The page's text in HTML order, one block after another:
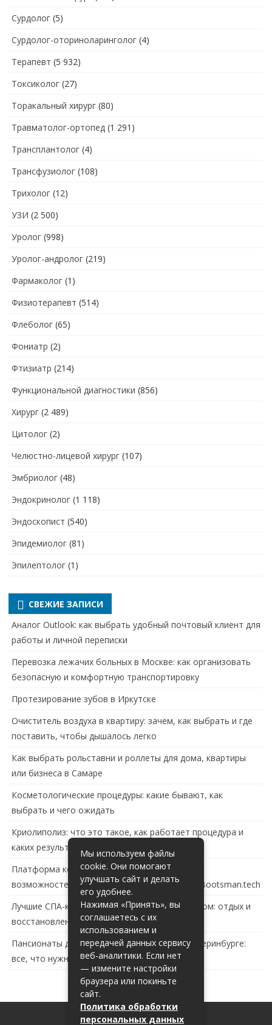
Сурдолог (5)
Сурдолог-оториноларинголог (4)
Терапевт (5 932)
Токсиколог (27)
Торакальный хирург (80)
Травматолог-ортопед (1 291)
Трансплантолог (4)
Трансфузиолог (108)
Трихолог (12)
УЗИ (2 500)
Уролог (998)
Уролог-андролог (219)
Фармаколог (1)
Физиотерапевт (514)
Флеболог (65)
Фониатр (2)
Фтизиатр (214)
Функциональной диагностики (856)
Хирург (2 489)
Цитолог (2)
Челюстно-лицевой хирург (107)
Эмбриолог (48)
Эндокринолог (1 118)
Эндоскопист (540)
Эпидемиолог (81)
Эпилептолог (1)
СВЕЖИЕ ЗАПИСИ
Аналог Outlook: как выбрать удобный почтовый клиент для
работы и личной переписки
Перевозка лежачих больных в Москве: как организовать
безопасную и комфортную транспортировку
Протезирование зубов в Иркутске
Очиститель воздуха в квартиру: зачем, как выбрать и где
поставить, чтобы дышалось легко
Как выбрать рольставни и роллеты для дома, квартиры
или бизнеса в Самаре
Косметологические процедуры: какие бывают, как
выбрать и чего ожидать
Криолиполиз: что это такое, как работает процедура и
каких результатов ждать
Платформа контейнеризации в России: обзор
возможностей и перспектив развития сайта Bootsman.tech
Лучшие СПА-комплексы в Тольятти с бассейном: отдых и
восстановление за городом
Пансионаты для пожилых с деменцией в Екатеринбурге:
все, что нужно знать
Мы используем файлы
cookie. Они помогают
улучшать сайт и делать
его удобнее.
Нажимая «Принять», вы
соглашаетесь с их
использованием и
передачей данных сервису
веб-аналитики. Если нет
— измените настройки
браузера или покиньте
сайт.
Политика обработки
персональных данных